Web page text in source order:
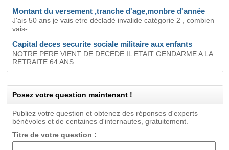
Montant du versement ,tranche d'age,monbre d'année
J'ais 50 ans je vais etre décladé invalide catégorie 2 , combien
vais-...
Capital deces securite sociale militaire aux enfants
NOTRE PERE VIENT DE DECEDE IL ETAIT GENDARME A LA
RETRAITE 64 ANS...
Posez votre question maintenant !
Publiez votre question et obtenez des réponses d'experts
bénévoles et de centaines d'internautes, gratuitement.
Titre de votre question :